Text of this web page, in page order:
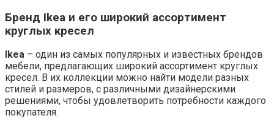
Бренд Ikea и его широкий ассортимент
круглых кресел
Ikea – один из самых популярных и известных брендов
мебели, предлагающих широкий ассортимент круглых
кресел. В их коллекции можно найти модели разных
стилей и размеров, с различными дизайнерскими
решениями, чтобы удовлетворить потребности каждого
покупателя.